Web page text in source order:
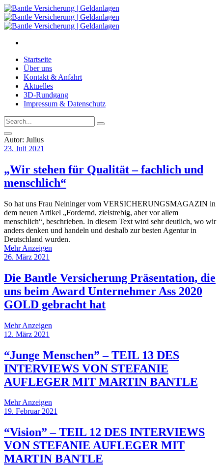
Startseite
Über uns
Kontakt & Anfahrt
Aktuelles
3D-Rundgang
Impressum & Datenschutz
Autor: Julius
23. Juli 2021
„Wir stehen für Qualität – fachlich und
menschlich“
So hat uns Frau Neininger vom VERSICHERUNGSMAGAZIN in
dem neuen Artikel „Fordernd, zielstrebig, aber vor allem
menschlich“, beschrieben. In diesem Text wird sehr deutlich, wo wir
anders denken und handeln und deshalb zur besten Agentur in
Deutschland wurden.
Mehr Anzeigen
26. März 2021
Die Bantle Versicherung Präsentation, die
uns beim Award Unternehmer Ass 2020
GOLD gebracht hat
Mehr Anzeigen
12. März 2021
“Junge Menschen” – TEIL 13 DES
INTERVIEWS VON STEFANIE
AUFLEGER MIT MARTIN BANTLE
Mehr Anzeigen
19. Februar 2021
“Vision” – TEIL 12 DES INTERVIEWS
VON STEFANIE AUFLEGER MIT
MARTIN BANTLE